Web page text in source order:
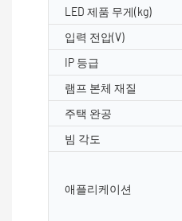
LED 제품 무게(kg)
입력 전압(V)
IP 등급
램프 본체 재질
주택 완공
빔 각도
애플리케이션